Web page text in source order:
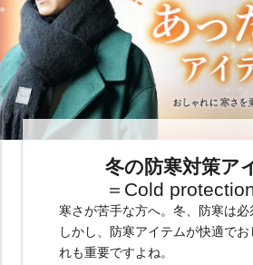
冬の防寒対策ア
＝Cold
寒さが苦手な方へ。冬、防寒は必
しかし、防寒アイテムが快適で
れも重要ですよね。